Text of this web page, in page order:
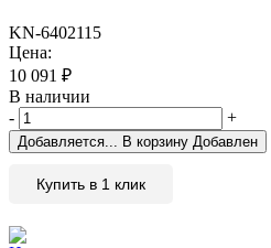
KN-6402115
Цена:
10 091 ₽
В наличии
-
+
Добавляется... В корзину Добавлен
Купить в 1 клик